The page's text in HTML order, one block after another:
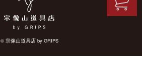
© 宗像山道具店 by GRIPS